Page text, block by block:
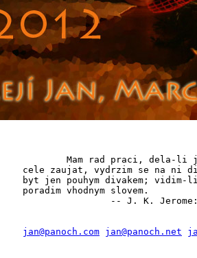
cele zaujat, vydrzim se na ni
byt jen pouhym divakem;
poradim vhodnym slovem.
jan@panoch.com jan@panoch.net